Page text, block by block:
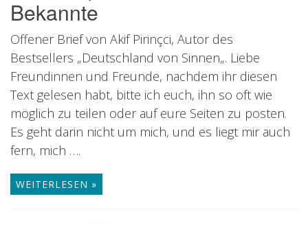
Bekannte
Offener Brief von Akif Pirinçci, Autor des
Bestsellers „Deutschland von Sinnen„. Liebe
Freundinnen und Freunde, nachdem ihr diesen
Text gelesen habt, bitte ich euch, ihn so oft wie
möglich zu teilen oder auf eure Seiten zu posten.
Es geht darin nicht um mich, und es liegt mir auch
fern, mich ….
WEITERLESEN »